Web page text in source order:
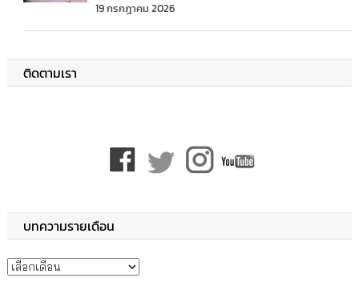
19 กรกฎาคม 2026
ติดตามเรา
บทความรายเดือน
บทความรายเดือน